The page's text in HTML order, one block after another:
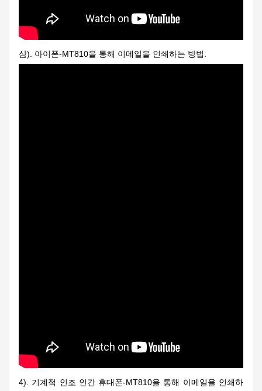
삼). 아이폰-MT810을 통해 이메일을 인쇄하는 방법:
4). 기계적 인조 인간 휴대폰-MT810을 통해 이메일을 인쇄하